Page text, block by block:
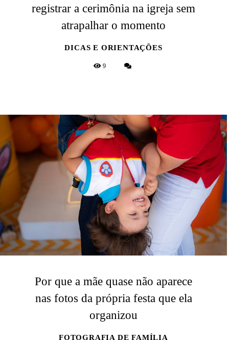
registrar a cerimônia na igreja sem
atrapalhar o momento
DICAS E ORIENTAÇÕES
9
Por que a mãe quase não aparece
nas fotos da própria festa que ela
organizou
FOTOGRAFIA DE FAMÍLIA